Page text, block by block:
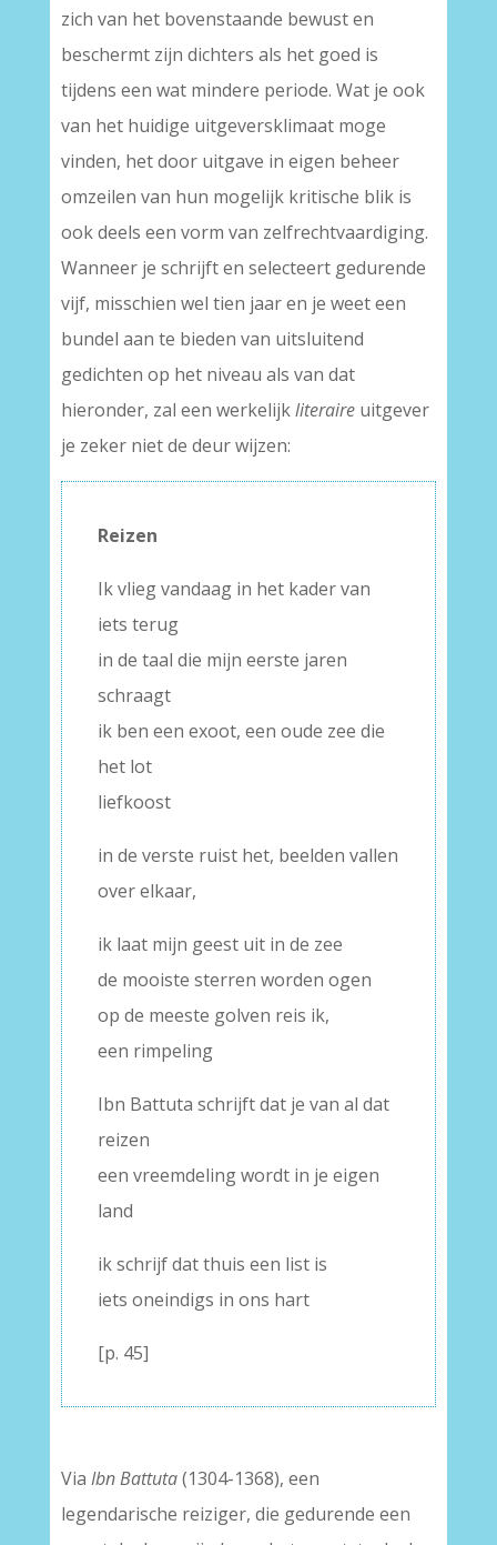
zich van het bovenstaande bewust en
beschermt zijn dichters als het goed is
tijdens een wat mindere periode. Wat je ook
van het huidige uitgeversklimaat moge
vinden, het door uitgave in eigen beheer
omzeilen van hun mogelijk kritische blik is
ook deels een vorm van zelfrechtvaardiging.
Wanneer je schrijft en selecteert gedurende
vijf, misschien wel tien jaar en je weet een
bundel aan te bieden van uitsluitend
gedichten op het niveau als van dat
hieronder, zal een werkelijkliteraireuitgever
je zeker niet de deur wijzen:
Reizen
Ik vlieg vandaag in het kader van
iets terug
in de taal die mijn eerste jaren
schraagt
ik ben een exoot, een oude zee die
het lot
liefkoost
in de verste ruist het, beelden vallen
over elkaar,
ik laat mijn geest uit in de zee
de mooiste sterren worden ogen
op de meeste golven reis ik,
een rimpeling
Ibn Battuta schrijft dat je van al dat
reizen
een vreemdeling wordt in je eigen
land
ik schrijf dat thuis een list is
iets oneindigs in ons hart
[p. 45]
Via Ibn Battuta(1304-1368), een
legendarische reiziger, die gedurende een